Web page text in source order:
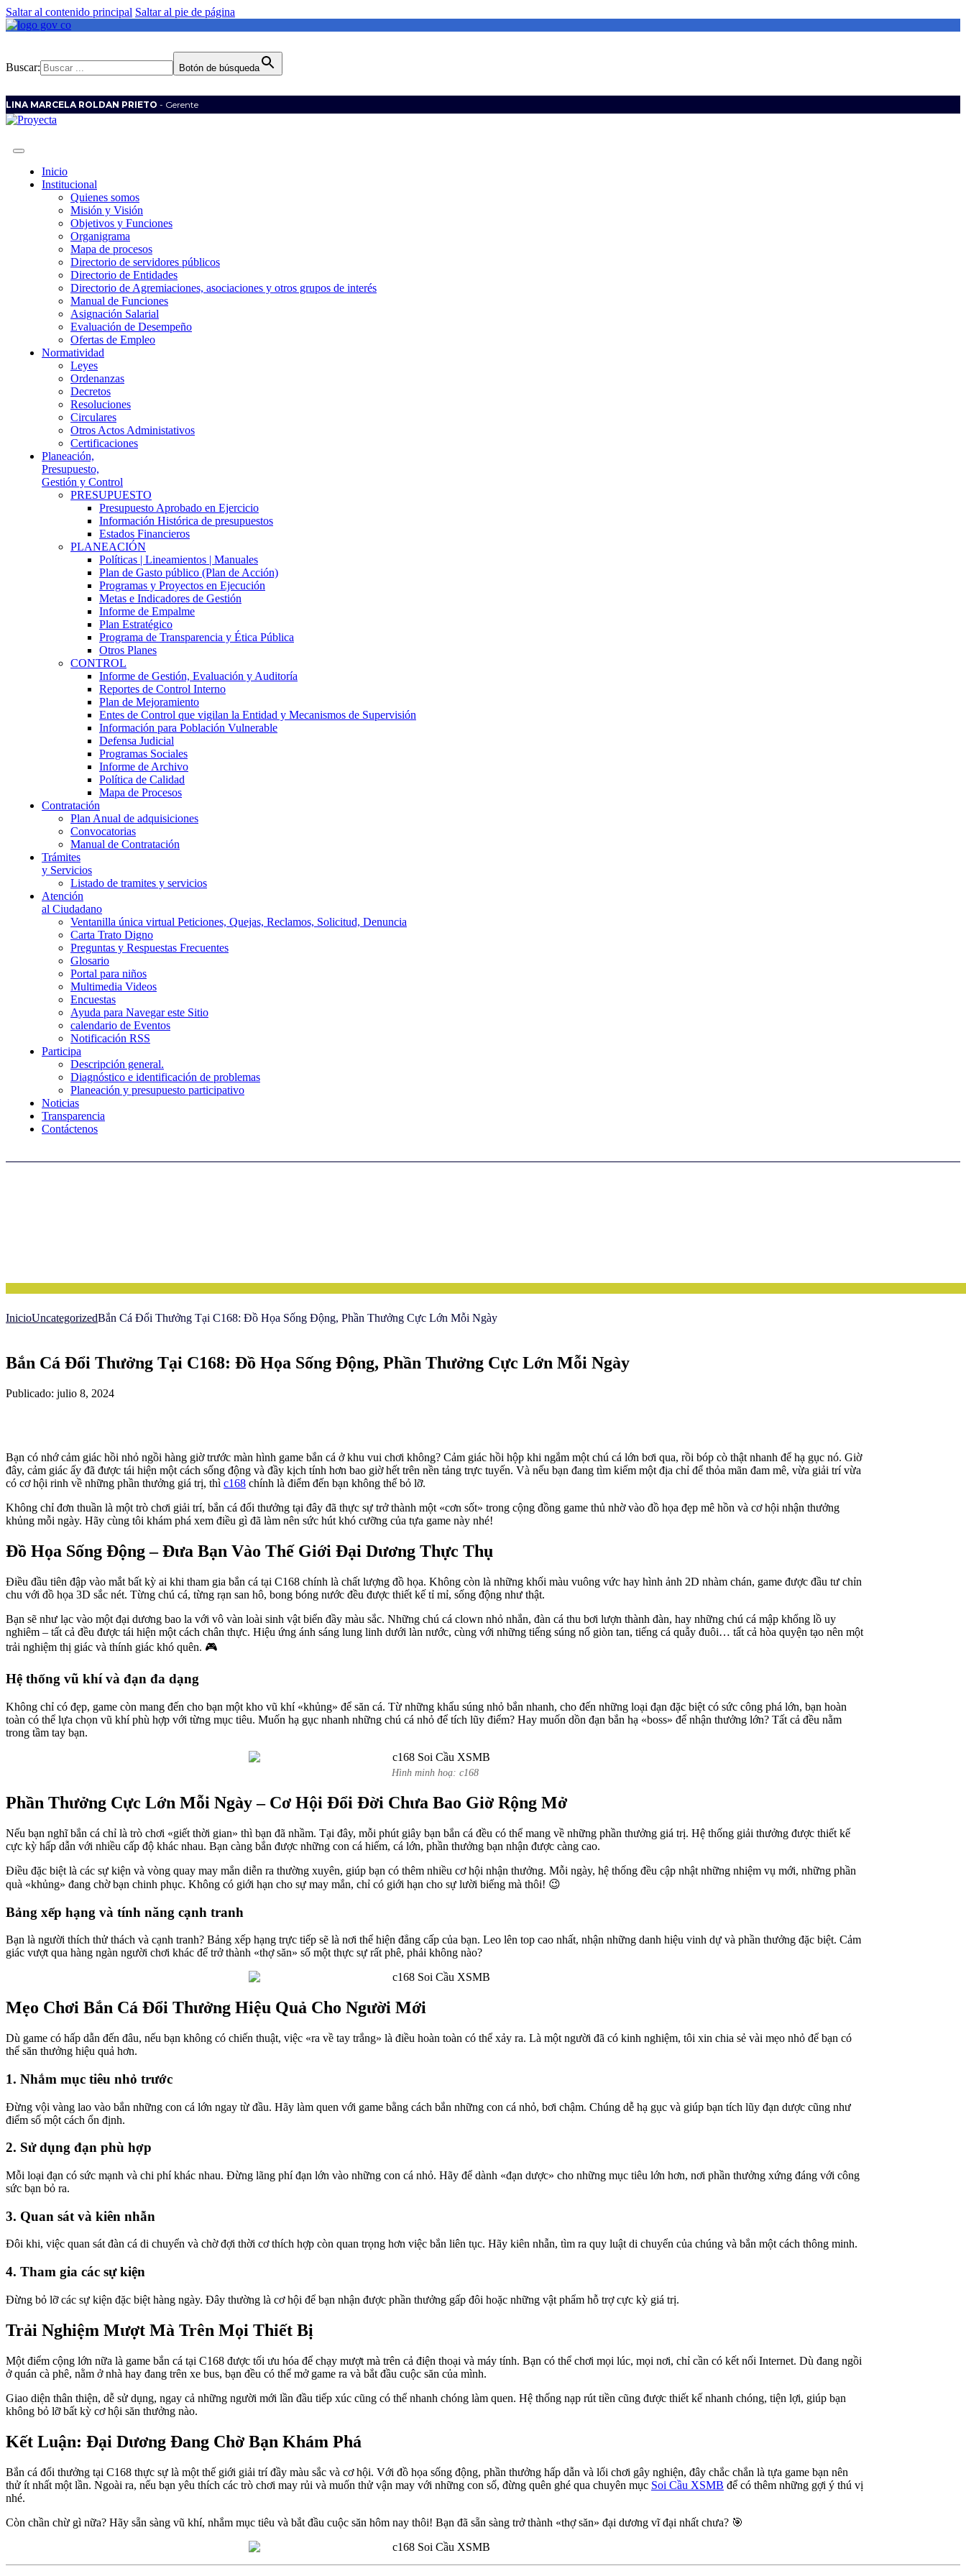
Saltar al contenido principal Saltar al pie de página
Buscar: Botón de búsqueda
LINA MARCELA ROLDAN PRIETO - Gerente
Inicio
Institucional
Quienes somos
Misión y Visión
Objetivos y Funciones
Organigrama
Mapa de procesos
Directorio de servidores públicos
Directorio de Entidades
Directorio de Agremiaciones, asociaciones y otros grupos de interés
Manual de Funciones
Asignación Salarial
Evaluación de Desempeño
Ofertas de Empleo
Normatividad
Leyes
Ordenanzas
Decretos
Resoluciones
Circulares
Otros Actos Administativos
Certificaciones
Planeación,
Presupuesto,
Gestión y Control
PRESUPUESTO
Presupuesto Aprobado en Ejercicio
Información Histórica de presupuestos
Estados Financieros
PLANEACIÓN
Políticas | Lineamientos | Manuales
Plan de Gasto público (Plan de Acción)
Programas y Proyectos en Ejecución
Metas e Indicadores de Gestión
Informe de Empalme
Plan Estratégico
Programa de Transparencia y Ética Pública
Otros Planes
CONTROL
Informe de Gestión, Evaluación y Auditoría
Reportes de Control Interno
Plan de Mejoramiento
Entes de Control que vigilan la Entidad y Mecanismos de Supervisión
Información para Población Vulnerable
Defensa Judicial
Programas Sociales
Informe de Archivo
Política de Calidad
Mapa de Procesos
Contratación
Plan Anual de adquisiciones
Convocatorias
Manual de Contratación
Trámites
y Servicios
Listado de tramites y servicios
Atención
al Ciudadano
Ventanilla única virtual Peticiones, Quejas, Reclamos, Solicitud, Denuncia
Carta Trato Digno
Preguntas y Respuestas Frecuentes
Glosario
Portal para niños
Multimedia Videos
Encuestas
Ayuda para Navegar este Sitio
calendario de Eventos
Notificación RSS
Participa
Descripción general.
Diagnóstico e identificación de problemas
Planeación y presupuesto participativo
Noticias
Transparencia
Contáctenos
InicioUncategorizedBắn Cá Đổi Thưởng Tại C168: Đồ Họa Sống Động, Phần Thưởng Cực Lớn Mỗi Ngày
Bắn Cá Đổi Thưởng Tại C168: Đồ Họa Sống Động, Phần Thưởng Cực Lớn Mỗi Ngày
Publicado: julio 8, 2024
Bạn có nhớ cảm giác hồi nhỏ ngồi hàng giờ trước màn hình game bắn cá ở khu vui chơi không? Cảm giác hồi hộp khi ngắm một chú cá lớn bơi qua, rồi bóp cò thật nhanh để hạ gục nó. Giờ
đây, cảm giác ấy đã được tái hiện một cách sống động và đầy kịch tính hơn bao giờ hết trên nền tảng trực tuyến. Và nếu bạn đang tìm kiếm một địa chỉ để thỏa mãn đam mê, vừa giải trí vừa
có cơ hội rinh về những phần thưởng giá trị, thì c168 chính là điểm đến bạn không thể bỏ lỡ.
Không chỉ đơn thuần là một trò chơi giải trí, bắn cá đổi thưởng tại đây đã thực sự trở thành một «cơn sốt» trong cộng đồng game thủ nhờ vào đồ họa đẹp mê hồn và cơ hội nhận thưởng
khủng mỗi ngày. Hãy cùng tôi khám phá xem điều gì đã làm nên sức hút khó cưỡng của tựa game này nhé!
Đồ Họa Sống Động – Đưa Bạn Vào Thế Giới Đại Dương Thực Thụ
Điều đầu tiên đập vào mắt bất kỳ ai khi tham gia bắn cá tại C168 chính là chất lượng đồ họa. Không còn là những khối màu vuông vức hay hình ảnh 2D nhàm chán, game được đầu tư chỉn
chu với đồ họa 3D sắc nét. Từng chú cá, từng rạn san hô, bong bóng nước đều được thiết kế tỉ mỉ, sống động như thật.
Bạn sẽ như lạc vào một đại dương bao la với vô vàn loài sinh vật biển đầy màu sắc. Những chú cá clown nhỏ nhắn, đàn cá thu bơi lượn thành đàn, hay những chú cá mập khổng lồ uy
nghiêm – tất cả đều được tái hiện một cách chân thực. Hiệu ứng ánh sáng lung linh dưới làn nước, cùng với những tiếng súng nổ giòn tan, tiếng cá quẫy đuôi… tất cả hòa quyện tạo nên một
trải nghiệm thị giác và thính giác khó quên. 🎮
Hệ thống vũ khí và đạn đa dạng
Không chỉ có đẹp, game còn mang đến cho bạn một kho vũ khí «khủng» để săn cá. Từ những khẩu súng nhỏ bắn nhanh, cho đến những loại đạn đặc biệt có sức công phá lớn, bạn hoàn
toàn có thể lựa chọn vũ khí phù hợp với từng mục tiêu. Muốn hạ gục nhanh những chú cá nhỏ để tích lũy điểm? Hay muốn dồn đạn bắn hạ «boss» để nhận thưởng lớn? Tất cả đều nằm
trong tầm tay bạn.
Hình minh hoạ: c168
Phần Thưởng Cực Lớn Mỗi Ngày – Cơ Hội Đổi Đời Chưa Bao Giờ Rộng Mở
Nếu bạn nghĩ bắn cá chỉ là trò chơi «giết thời gian» thì bạn đã nhầm. Tại đây, mỗi phút giây bạn bắn cá đều có thể mang về những phần thưởng giá trị. Hệ thống giải thưởng được thiết kế
cực kỳ hấp dẫn với nhiều cấp độ khác nhau. Bạn càng bắn được những con cá hiếm, cá lớn, phần thưởng bạn nhận được càng cao.
Điều đặc biệt là các sự kiện và vòng quay may mắn diễn ra thường xuyên, giúp bạn có thêm nhiều cơ hội nhận thưởng. Mỗi ngày, hệ thống đều cập nhật những nhiệm vụ mới, những phần
quà «khủng» đang chờ bạn chinh phục. Không có giới hạn cho sự may mắn, chỉ có giới hạn cho sự lười biếng mà thôi! 😉
Bảng xếp hạng và tính năng cạnh tranh
Bạn là người thích thử thách và cạnh tranh? Bảng xếp hạng trực tiếp sẽ là nơi thể hiện đẳng cấp của bạn. Leo lên top cao nhất, nhận những danh hiệu vinh dự và phần thưởng đặc biệt. Cảm
giác vượt qua hàng ngàn người chơi khác để trở thành «thợ săn» số một thực sự rất phê, phải không nào?
Mẹo Chơi Bắn Cá Đổi Thưởng Hiệu Quả Cho Người Mới
Dù game có hấp dẫn đến đâu, nếu bạn không có chiến thuật, việc «ra về tay trắng» là điều hoàn toàn có thể xảy ra. Là một người đã có kinh nghiệm, tôi xin chia sẻ vài mẹo nhỏ để bạn có
thể săn thưởng hiệu quả hơn.
1. Nhắm mục tiêu nhỏ trước
Đừng vội vàng lao vào bắn những con cá lớn ngay từ đầu. Hãy làm quen với game bằng cách bắn những con cá nhỏ, bơi chậm. Chúng dễ hạ gục và giúp bạn tích lũy đạn dược cũng như
điểm số một cách ổn định.
2. Sử dụng đạn phù hợp
Mỗi loại đạn có sức mạnh và chi phí khác nhau. Đừng lãng phí đạn lớn vào những con cá nhỏ. Hãy để dành «đạn dược» cho những mục tiêu lớn hơn, nơi phần thưởng xứng đáng với công
sức bạn bỏ ra.
3. Quan sát và kiên nhẫn
Đôi khi, việc quan sát đàn cá di chuyển và chờ đợi thời cơ thích hợp còn quan trọng hơn việc bắn liên tục. Hãy kiên nhẫn, tìm ra quy luật di chuyển của chúng và bắn một cách thông minh.
4. Tham gia các sự kiện
Đừng bỏ lỡ các sự kiện đặc biệt hàng ngày. Đây thường là cơ hội để bạn nhận được phần thưởng gấp đôi hoặc những vật phẩm hỗ trợ cực kỳ giá trị.
Trải Nghiệm Mượt Mà Trên Mọi Thiết Bị
Một điểm cộng lớn nữa là game bắn cá tại C168 được tối ưu hóa để chạy mượt mà trên cả điện thoại và máy tính. Bạn có thể chơi mọi lúc, mọi nơi, chỉ cần có kết nối Internet. Dù đang ngồi
ở quán cà phê, nằm ở nhà hay đang trên xe bus, bạn đều có thể mở game ra và bắt đầu cuộc săn của mình.
Giao diện thân thiện, dễ sử dụng, ngay cả những người mới lần đầu tiếp xúc cũng có thể nhanh chóng làm quen. Hệ thống nạp rút tiền cũng được thiết kế nhanh chóng, tiện lợi, giúp bạn
không bỏ lỡ bất kỳ cơ hội săn thưởng nào.
Kết Luận: Đại Dương Đang Chờ Bạn Khám Phá
Bắn cá đổi thưởng tại C168 thực sự là một thế giới giải trí đầy màu sắc và cơ hội. Với đồ họa sống động, phần thưởng hấp dẫn và lối chơi gây nghiện, đây chắc chắn là tựa game bạn nên
thử ít nhất một lần. Ngoài ra, nếu bạn yêu thích các trò chơi may rủi và muốn thử vận may với những con số, đừng quên ghé qua chuyên mục Soi Cầu XSMB để có thêm những gợi ý thú vị
nhé.
Còn chần chừ gì nữa? Hãy sẵn sàng vũ khí, nhắm mục tiêu và bắt đầu cuộc săn hôm nay thôi! Bạn đã sẵn sàng trở thành «thợ săn» đại dương vĩ đại nhất chưa? 🎯